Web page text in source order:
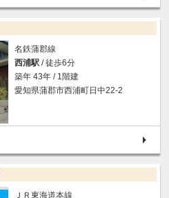
名鉄蒲郡線
西浦駅 / 徒歩6分
築年 43年 / 1階建
愛知県蒲郡市西浦町日中22-2
ＪＲ東海道本線